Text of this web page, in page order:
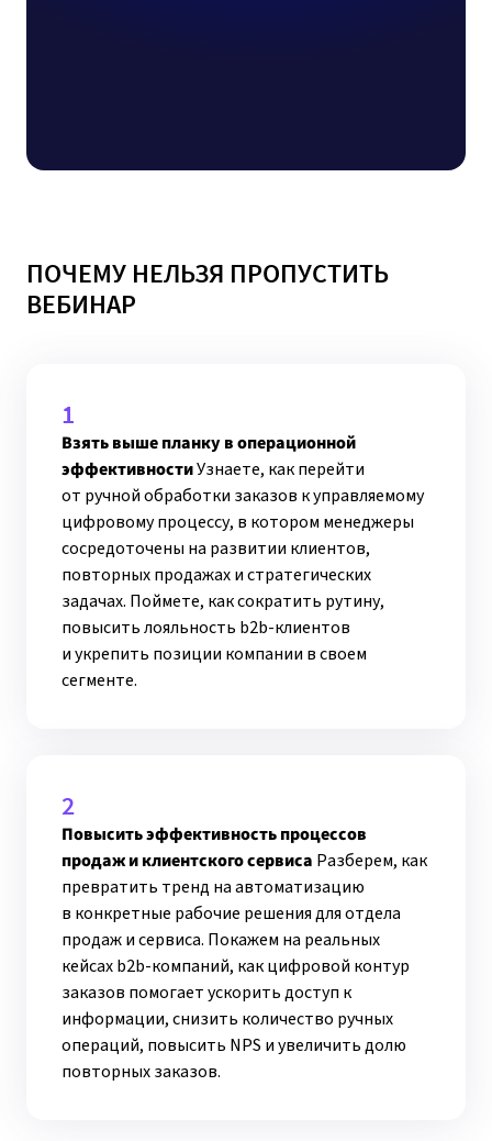
ПОЧЕМУ НЕЛЬЗЯ ПРОПУСТИТЬ
ВЕБИНАР
1
Взять выше планку в операционной
эффективностиУзнаете, как перейти
от ручной обработки заказов к управляемому
цифровому процессу, в котором менеджеры
сосредоточены на развитии клиентов,
повторных продажах и стратегических
задачах. Поймете, как сократить рутину,
повысить лояльность b2b-клиентов
и укрепить позиции компании в своем
сегменте.
2
Повысить эффективность процессов
продаж и клиентского сервиса Разберем, как
превратить тренд на автоматизацию
в конкретные рабочие решения для отдела
продаж и сервиса. Покажем на реальных
кейсах b2b-компаний, как цифровой контур
заказов помогает ускорить доступ к
информации, снизить количество ручных
операций, повысить NPS и увеличить долю
повторных заказов.